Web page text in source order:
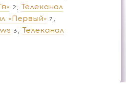
2
Телеканал
«Первый» 7
3
Телеканал